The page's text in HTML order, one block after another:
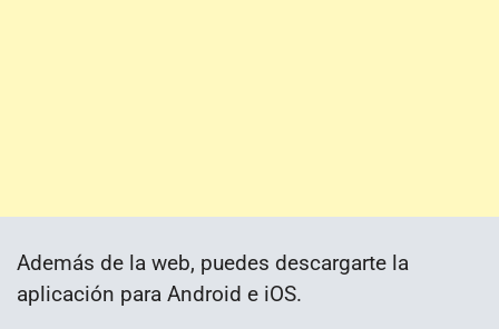
Además de la web, puedes descargarte la
aplicación para Android e iOS.